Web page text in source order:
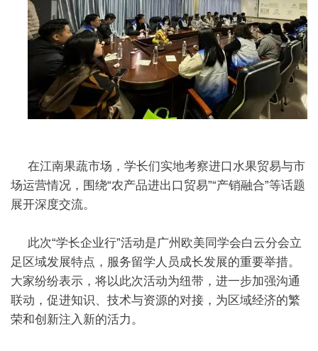
在江南果蔬市场，学长们实地考察进口水果贸易与市
场运营情况，围绕“农产品进出口贸易”“产销融合”等话题
展开深度交流。
此次“学长企业行”活动是广州欧美同学会白云分会立
足区域发展特点，服务留学人员成长发展的重要举措。
大家纷纷表示，将以此次活动为纽带，进一步加强沟通
联动，促进知识、技术与资源的对接，为区域经济的繁
荣和创新注入新的活力。